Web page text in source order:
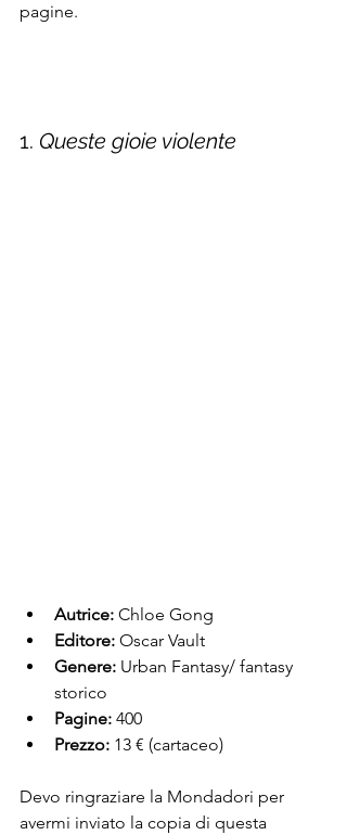
pagine.
1. Queste gioie violente
Autrice: Chloe Gong
Editore: Oscar Vault
Genere: Urban Fantasy/ fantasy
storico
Pagine: 400
Prezzo: 13 € (cartaceo)
Devo ringraziare la Mondadori per
avermi inviato la copia di questa